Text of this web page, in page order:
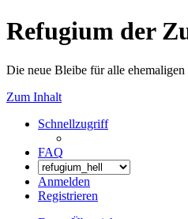
Refugium der
Die neue Bleibe für alle
Zum Inhalt
Schnellzugriff
FAQ
Anmelden
Registrieren